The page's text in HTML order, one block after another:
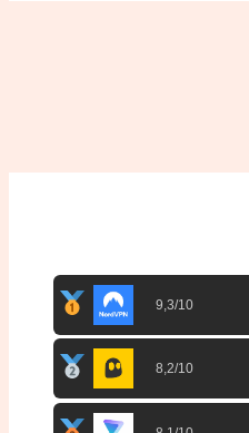
9,3/10
8,2/10